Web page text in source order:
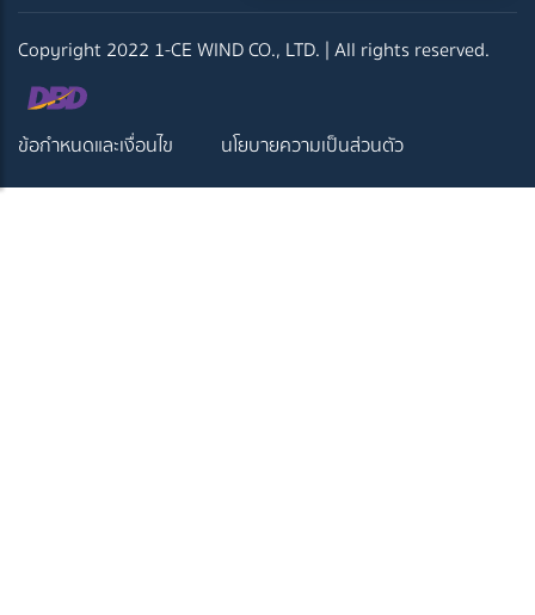
Copyright 2022 1-CE WIND CO., LTD. | All rights reserved.
ข้อกำหนดและเงื่อนไข นโยบายความเป็นส่วนตัว